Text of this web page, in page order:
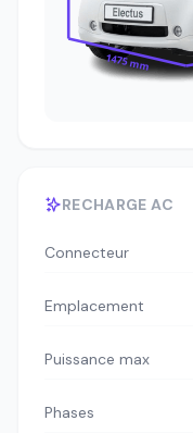
1475 mm
RECHARGE AC
Connecteur
Emplacement
Puissance max
Phases